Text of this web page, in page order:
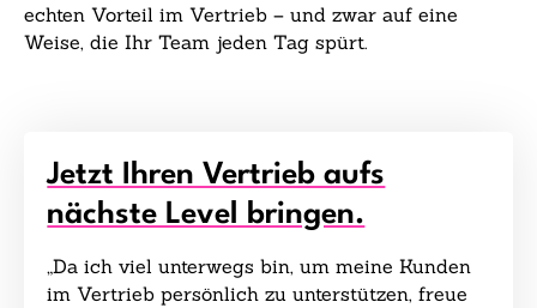
echten Vorteil im Vertrieb – und zwar auf eine
Weise, die Ihr Team jeden Tag spürt.
Jetzt Ihren Vertrieb aufs
nächste Level bringen.
„Da ich viel unterwegs bin, um meine Kunden
im Vertrieb persönlich zu unterstützen, freue